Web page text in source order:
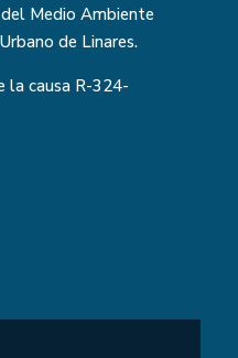
Medio Ambiente
de Linares.
la causa R-324-